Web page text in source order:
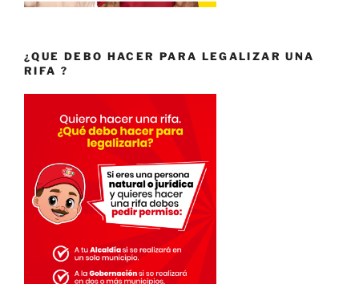
¿QUE DEBO HACER PARA LEGALIZAR UNA
RIFA ?